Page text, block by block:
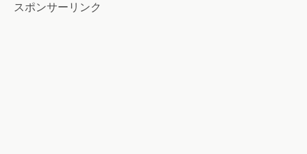
スポンサーリンク